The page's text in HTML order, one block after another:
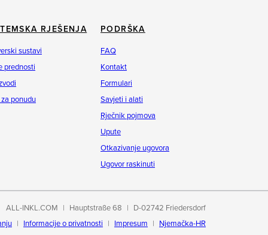
RJEŠENJA
sustavi
prednosti
ponudu
PODRŠKA
FAQ
Kontakt
Formulari
Savjeti i alati
Rječnik pojmova
Upute
Otkazivanje ugovora
Ugovor raskinuti
ALL-INKL.COM Hauptstraße 68
D-02742 Friedersdorf
Informacije o privatnosti Impresum
Njemačka-HR